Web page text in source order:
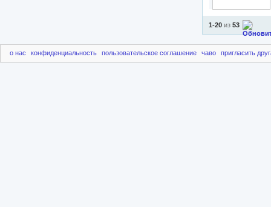
1-20 из 53
о нас конфиденциальность пользовательское соглашение чаво пригласить